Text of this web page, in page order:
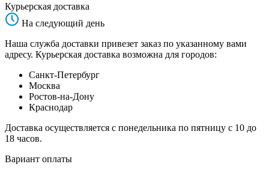
Курьерская доставка
На следующий день
Наша служба доставки привезет заказ по указанному вами
адресу. Курьерская доставка возможна для городов:
Санкт-Петербург
Москва
Ростов-на-Дону
Краснодар
Доставка осуществляется с понедельника по пятницу с 10 до
18 часов.
Вариант оплаты